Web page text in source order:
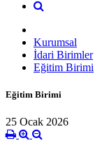
Kurumsal
İdari Birimler
Eğitim Birimi
Eğitim Birimi
25 Ocak 2026